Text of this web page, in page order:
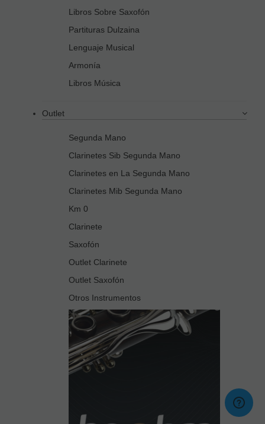
Libros Sobre Saxofón
Partituras Dulzaina
Lenguaje Musical
Armonía
Libros Música
Outlet
Segunda Mano
Clarinetes Sib Segunda Mano
Clarinetes en La Segunda Mano
Clarinetes Mib Segunda Mano
Km 0
Clarinete
Saxofón
Outlet Clarinete
Outlet Saxofón
Otros Instrumentos